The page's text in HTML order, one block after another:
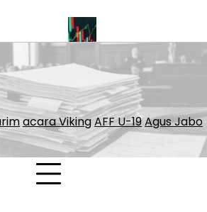
Hormuz INDEF: Merah Putih Bond
acara VikingAFF U-19Agus Jabo